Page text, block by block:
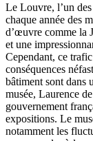
Le Louvre, l’un
chaque année des
d’œuvre comme la
et une
Cependant, ce
conséquences
bâtiment sont dans
musée, Laurence
gouvernement
expositions. Le
notamment les